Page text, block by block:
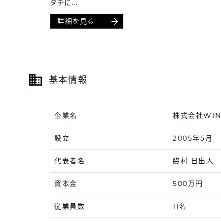
タチに...
詳細を見る
基本情報
企業名 株式会社
設立 2005年5月
代表者名 脇村 日出人
資本金 500万円
従業員数 11名